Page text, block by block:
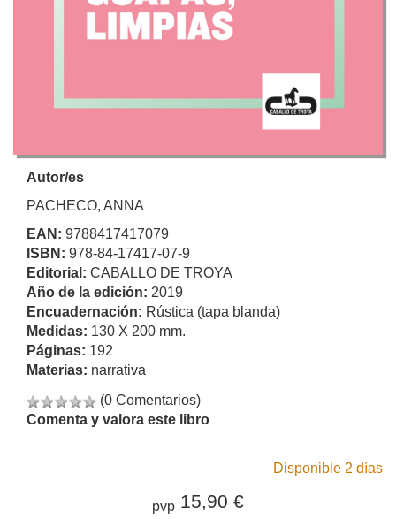
Autor/es
PACHECO, ANNA
EAN: 9788417417079
ISBN: 978-84-17417-07-9
Editorial: CABALLO DE TROYA
Año de la edición: 2019
Encuadernación: Rústica (tapa blanda)
Medidas: 130 X 200 mm.
Páginas: 192
Materias: narrativa
(0 Comentarios)
Comenta y valora este libro
Disponible 2 días
pvp 15,90 €